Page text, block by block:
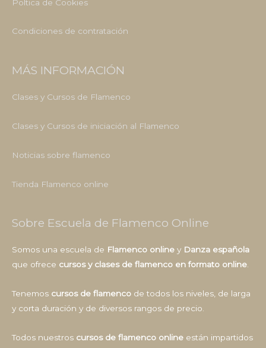
Poltica de Cookies
Condiciones de contratación
MÁS INFORMACIÓN
Clases y Cursos de Flamenco
Clases y Cursos de iniciación al Flamenco
Noticias sobre flamenco
Tienda Flamenco online
Sobre Escuela de Flamenco Online
Somos una escuela de Flamenco online y Danza española
que ofrece cursos y clases de flamenco en formato online
Tenemos cursos de flamenco de todos los niveles, de larga
y corta duración y de diversos rangos de precio.
Todos nuestros cursos de flamenco online están impartidos